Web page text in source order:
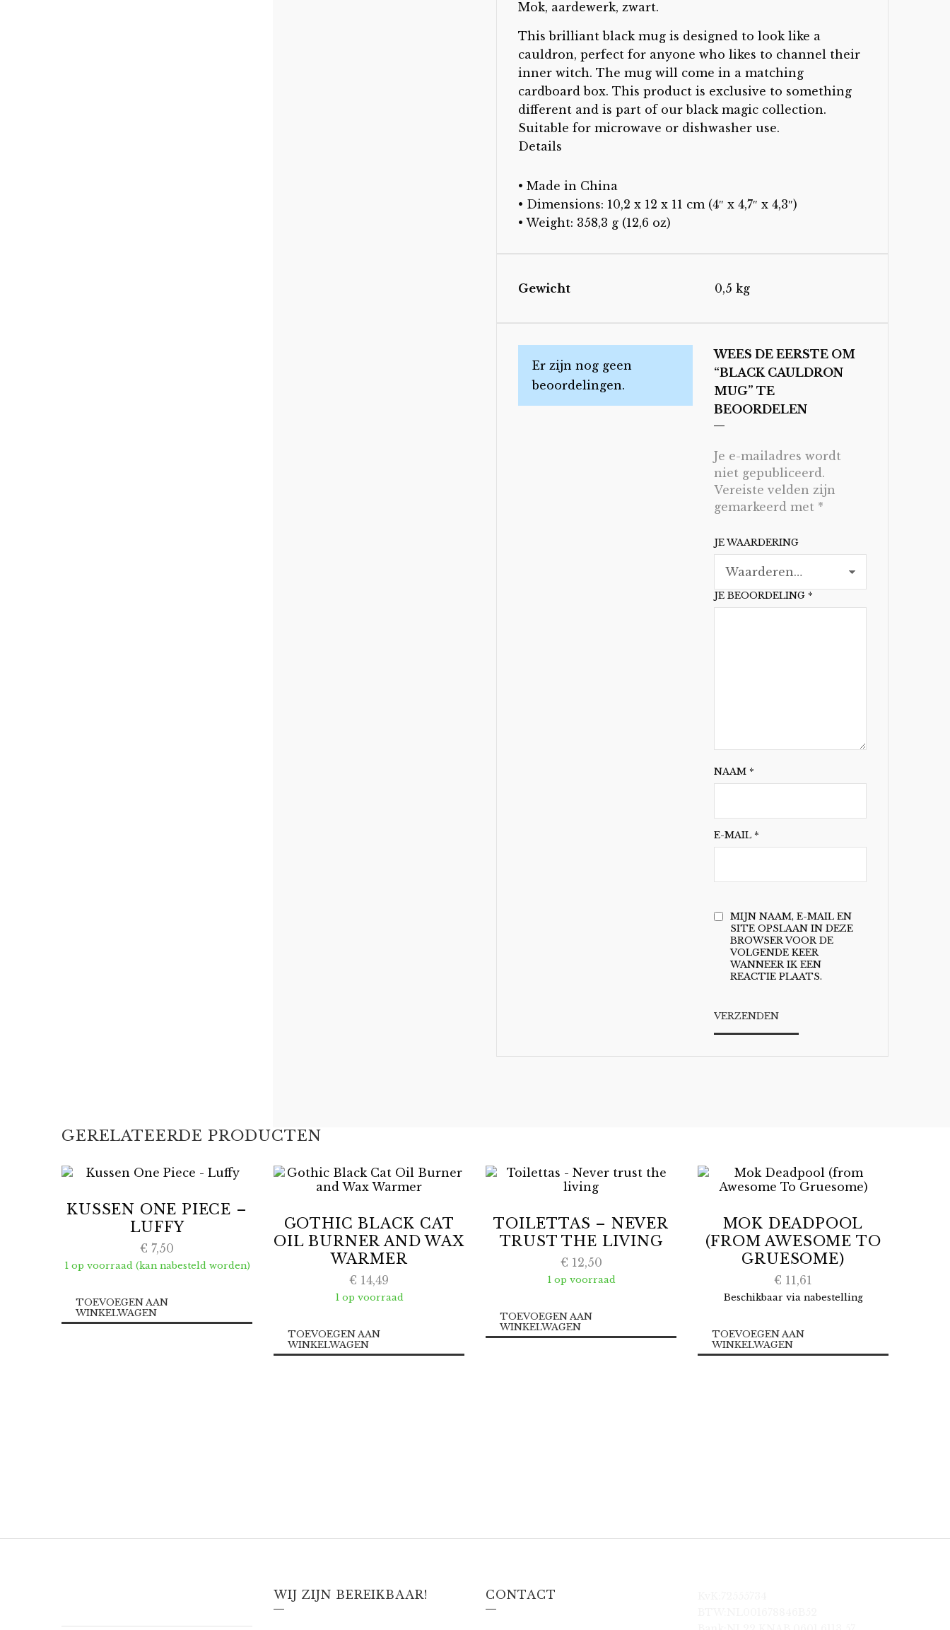
Mok, aardewerk, zwart.
This brilliant black mug is designed to look like a
cauldron, perfect for anyone who likes to channel their
inner witch. The mug will come in a matching
cardboard box. This product is exclusive to something
different and is part of our black magic collection.
Suitable for microwave or dishwasher use.
Details
• Made in China
• Dimensions: 10,2 x 12 x 11 cm (4″ x 4,7″ x 4,3″)
• Weight: 358,3 g (12,6 oz)
Gewicht 0,5 kg
Er zijn nog geen
beoordelingen.
WEES DE EERSTE OM
“BLACK CAULDRON
MUG” TE
BEOORDELEN
Je e-mailadres wordt
niet gepubliceerd.
Vereiste velden zijn
gemarkeerd met *
JE WAARDERING
JE BEOORDELING *
NAAM *
E-MAIL *
MIJN NAAM, E-MAIL EN
SITE OPSLAAN IN DEZE
BROWSER VOOR DE
VOLGENDE KEER
WANNEER IK EEN
REACTIE PLAATS.
GERELATEERDE PRODUCTEN
KUSSEN ONE PIECE –
LUFFY
€ 7,50
1 op voorraad (kan nabesteld worden)
TOEVOEGEN AAN
WINKELWAGEN
GOTHIC BLACK CAT
OIL BURNER AND WAX
WARMER
€ 14,49
1 op voorraad
TOEVOEGEN AAN
WINKELWAGEN
TOILETTAS – NEVER
TRUST THE LIVING
€ 12,50
1 op voorraad
TOEVOEGEN AAN
WINKELWAGEN
MOK DEADPOOL
(FROM AWESOME TO
GRUESOME)
€ 11,61
Beschikbaar via nabestelling
TOEVOEGEN AAN
WINKELWAGEN
WIJ ZIJN BEREIKBAAR! CONTACT